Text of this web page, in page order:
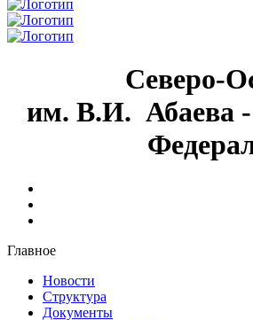
Северо-
им. В.И. Абаева -
Главное
Новости
Структура
Документы